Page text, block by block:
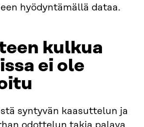
hyödyntämällä dataa.
kulkua
ei ole
syntyvän kaasuttelun ja